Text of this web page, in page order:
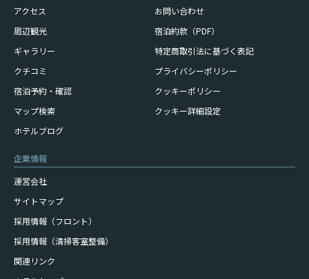
アクセス
周辺観光
ギャラリー
クチコミ
宿泊予約・確認
マップ検索
ホテルブログ
お問い合わせ
宿泊約款（PDF）
特定商取引法に基づく表記
プライバシーポリシー
クッキーポリシー
クッキー詳細設定
企業情報
運営会社
サイトマップ
採用情報（フロント）
採用情報（清掃客室整備）
関連リンク